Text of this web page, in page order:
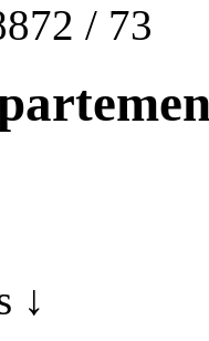
/ 73
↓